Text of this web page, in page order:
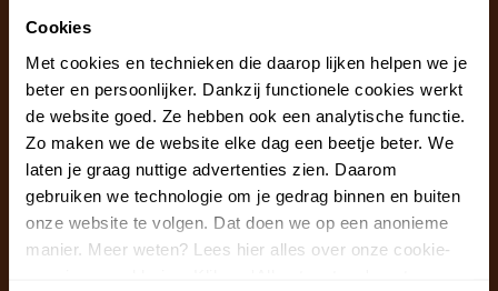
Cookies
Met cookies en technieken die daarop lijken helpen we je
beter en persoonlijker. Dankzij functionele cookies werkt
de website goed. Ze hebben ook een analytische functie.
Zo maken we de website elke dag een beetje beter. We
laten je graag nuttige advertenties zien. Daarom
gebruiken we technologie om je gedrag binnen en buiten
onze website te volgen. Dat doen we op een anonieme
manier. Meer weten? Lees hier alles over onze cookie-
Klantenservice & FAQ
Wij staan voor u klaar.
Ma t/m vr van 09:30 - 16:00 telefonisch
+31 (0)13 785 62 41